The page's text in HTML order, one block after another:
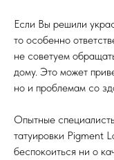
Если Вы решили
то особенно
не советуем
дому. Это может
но и проблемам со
Опытные
татуировки Pigment
беспокоиться ни о